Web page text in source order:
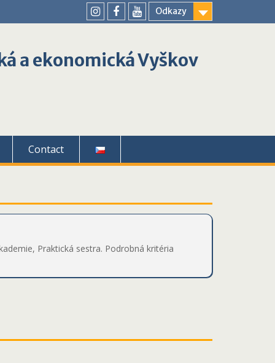
Odkazy
youtube
a ekonomická Vyškov
Contact
Praktická sestra. Podrobná kritéria